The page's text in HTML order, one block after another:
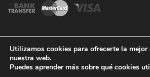
Utilizamos cookies para ofrecerte la mejor
nuestra web.
Puedes aprender más sobre qué cookies